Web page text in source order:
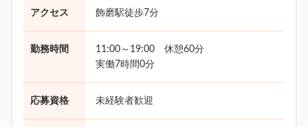
アクセス 飾磨駅徒歩7分
勤務時間
11:00～19:00 休憩60分
実働7時間0分
応募資格 未経験者歓迎